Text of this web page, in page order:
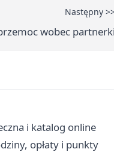
Następny
wobec partnerki
i katalog online
opłaty i punkty